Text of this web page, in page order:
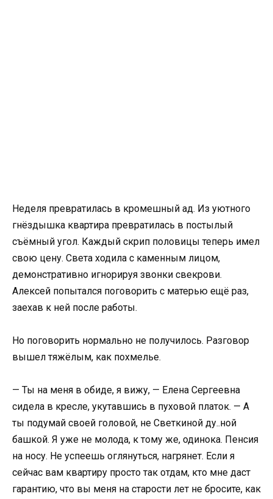
Неделя превратилась в кромешный ад. Из уютного
гнёздышка квартира превратилась в постылый
съёмный угол. Каждый скрип половицы теперь имел
свою цену. Света ходила с каменным лицом,
демонстративно игнорируя звонки свекрови.
Алексей попытался поговорить с матерью ещё раз,
заехав к ней после работы.
Но поговорить нормально не получилось. Разговор
вышел тяжёлым, как похмелье.
— Ты на меня в обиде, я вижу, — Елена Сергеевна
сидела в кресле, укутавшись в пуховой платок. — А
ты подумай своей головой, не Светкиной ду..ной
башкой. Я уже не молода, к тому же, одинока. Пенсия
на носу. Не успеешь оглянуться, нагрянет. Если я
сейчас вам квартиру просто так отдам, кто мне даст
гарантию, что вы меня на старости лет не бросите, как